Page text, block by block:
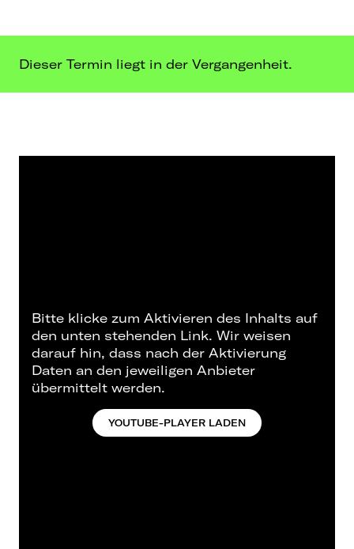
Dieser Termin liegt in der Vergangenheit.
Bitte klicke zum Aktivieren des Inhalts auf
den unten stehenden Link. Wir weisen
darauf hin, dass nach der Aktivierung
Daten an den jeweiligen Anbieter
übermittelt werden.
YOUTUBE-PLAYER LADEN